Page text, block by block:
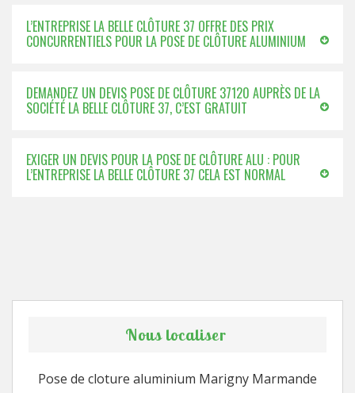
L’ENTREPRISE LA BELLE CLÔTURE 37 OFFRE DES PRIX
CONCURRENTIELS POUR LA POSE DE CLÔTURE ALUMINIUM
DEMANDEZ UN DEVIS POSE DE CLÔTURE 37120 AUPRÈS DE LA
SOCIÉTÉ LA BELLE CLÔTURE 37, C’EST GRATUIT
EXIGER UN DEVIS POUR LA POSE DE CLÔTURE ALU : POUR
L’ENTREPRISE LA BELLE CLÔTURE 37 CELA EST NORMAL
Nous localiser
Pose de cloture aluminium Marigny Marmande